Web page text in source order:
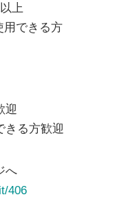
上
用できる方
迎
きる方歓迎
へ
406